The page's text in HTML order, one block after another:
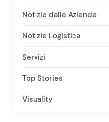
Notizie dalle Aziende
Notizie Logistica
Servizi
Top Stories
Visuality